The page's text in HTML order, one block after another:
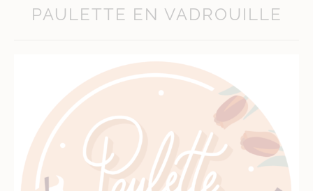
PAULETTE EN VADROUILLE